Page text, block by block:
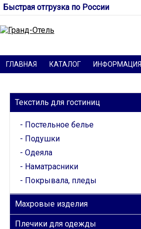
Быстрая отгрузка по России
ГЛАВНАЯ КАТАЛОГ ИНФОРМАЦИЯ
Текстиль для гостиниц
Постельное белье
Подушки
Одеяла
Наматрасники
Покрывала, пледы
Махровые изделия
Плечики для одежды